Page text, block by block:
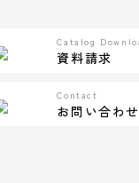
Catalog
資料請求
Contact
お問い合わせ